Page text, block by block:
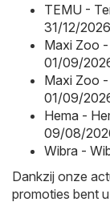
TEMU -
31/12/
Maxi Zoo
01/09/
Maxi Zoo
01/09/
Hema -
09/08/
Wibra -
Dankzij onze
promoties bent